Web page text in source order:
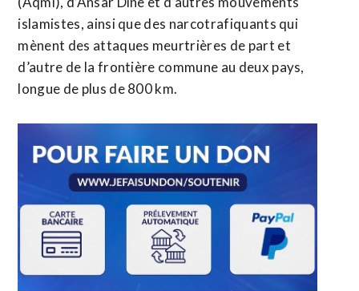
islamistes, ainsi que des narcotrafiquants qui
mènent des attaques meurtrières de part et
d’autre de la frontière commune au deux pays,
longue de plus de 800 km.